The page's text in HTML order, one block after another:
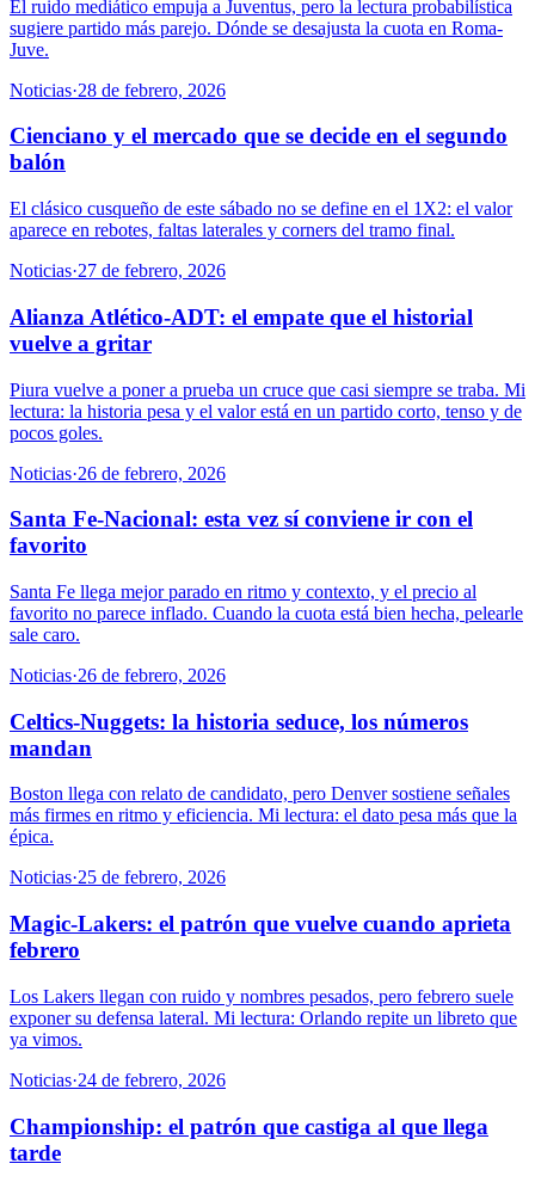
El ruido mediático empuja a Juventus, pero la lectura probabilística
sugiere partido más parejo. Dónde se desajusta la cuota en Roma-
Juve.
Noticias·28 de febrero, 2026
Cienciano y el mercado que se decide en el segundo
balón
El clásico cusqueño de este sábado no se define en el 1X2: el valor
aparece en rebotes, faltas laterales y corners del tramo final.
Noticias·27 de febrero, 2026
Alianza Atlético-ADT: el empate que el historial
vuelve a gritar
Piura vuelve a poner a prueba un cruce que casi siempre se traba. Mi
lectura: la historia pesa y el valor está en un partido corto, tenso y de
pocos goles.
Noticias·26 de febrero, 2026
Santa Fe-Nacional: esta vez sí conviene ir con el
favorito
Santa Fe llega mejor parado en ritmo y contexto, y el precio al
favorito no parece inflado. Cuando la cuota está bien hecha, pelearle
sale caro.
Noticias·26 de febrero, 2026
Celtics-Nuggets: la historia seduce, los números
mandan
Boston llega con relato de candidato, pero Denver sostiene señales
más firmes en ritmo y eficiencia. Mi lectura: el dato pesa más que la
épica.
Noticias·25 de febrero, 2026
Magic-Lakers: el patrón que vuelve cuando aprieta
febrero
Los Lakers llegan con ruido y nombres pesados, pero febrero suele
exponer su defensa lateral. Mi lectura: Orlando repite un libreto que
ya vimos.
Noticias·24 de febrero, 2026
Championship: el patrón que castiga al que llega
tarde